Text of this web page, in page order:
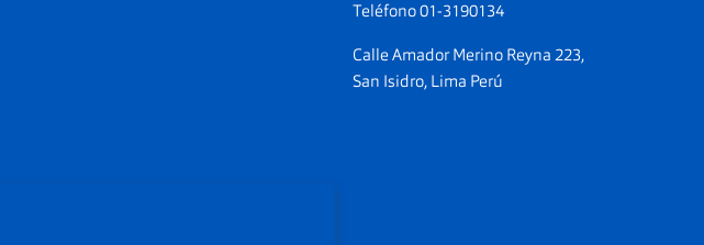
Teléfono 01-3190134
Calle Amador Merino Reyna 223,
San Isidro, Lima Perú